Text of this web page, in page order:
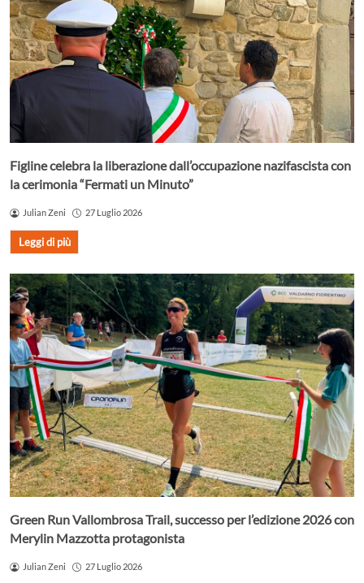
Figline celebra la liberazione dall’occupazione nazifascista con
la cerimonia “Fermati un Minuto”
Julian Zeni 27 Luglio 2026
Leggi di più
Green Run Vallombrosa Trail, successo per l’edizione 2026 con
Merylin Mazzotta protagonista
Julian Zeni 27 Luglio 2026